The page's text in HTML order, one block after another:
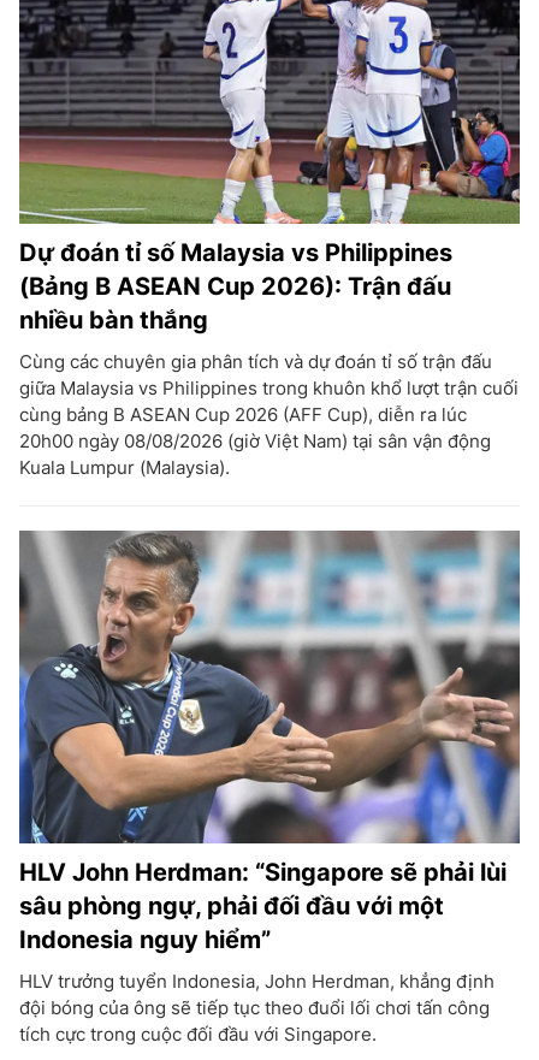
Dự đoán tỉ số Malaysia vs Philippines
(Bảng B ASEAN Cup 2026): Trận đấu
nhiều bàn thắng
Cùng các chuyên gia phân tích và dự đoán tỉ số trận đấu
giữa Malaysia vs Philippines trong khuôn khổ lượt trận cuối
cùng bảng B ASEAN Cup 2026 (AFF Cup), diễn ra lúc
20h00 ngày 08/08/2026 (giờ Việt Nam) tại sân vận động
Kuala Lumpur (Malaysia).
HLV John Herdman: “Singapore sẽ phải lùi
sâu phòng ngự, phải đối đầu với một
Indonesia nguy hiểm”
HLV trưởng tuyển Indonesia, John Herdman, khẳng định
đội bóng của ông sẽ tiếp tục theo đuổi lối chơi tấn công
tích cực trong cuộc đối đầu với Singapore.